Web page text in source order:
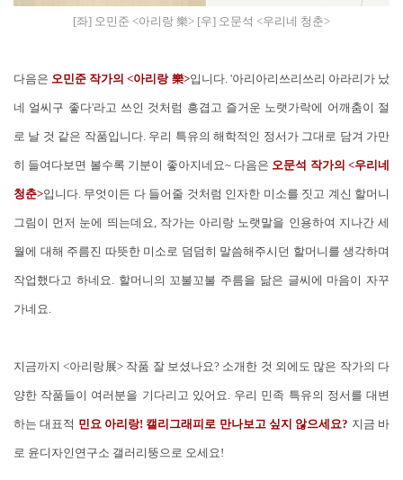
[좌] 오민준 <아리랑 樂> [우] 오문석 <우리네 청춘>
다음은 오민준 작가의 <아리랑 樂>입니다. '아리아리쓰리쓰리 아라리가 났
네 얼씨구 좋다'라고 쓰인 것처럼 흥겹고 즐거운 노랫가락에 어깨춤이 절
로 날 것 같은 작품입니다. 우리 특유의 해학적인 정서가 그대로 담겨 가만
히 들여다보면 볼수록 기분이 좋아지네요~ 다음은 오문석 작가의 <우리네
청춘>입니다. 무엇이든 다 들어줄 것처럼 인자한 미소를 짓고 계신 할머니
그림이 먼저 눈에 띄는데요, 작가는 아리랑 노랫말을 인용하여 지나간 세
월에 대해 주름진 따뜻한 미소로 덤덤히 말씀해주시던 할머니를 생각하며
작업했다고 하네요. 할머니의 꼬불꼬불 주름을 닮은 글씨에 마음이 자꾸
가네요.
지금까지 <아리랑展> 작품 잘 보셨나요? 소개한 것 외에도 많은 작가의 다
양한 작품들이 여러분을 기다리고 있어요. 우리 민족 특유의 정서를 대변
하는 대표적 민요 아리랑! 캘리그래피로 만나보고 싶지 않으세요? 지금 바
로 윤디자인연구소 갤러리뚱으로 오세요!